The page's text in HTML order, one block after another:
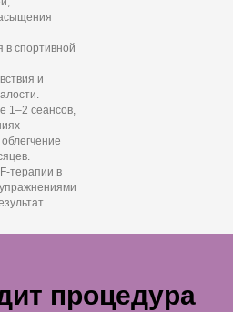
в спортивной
и
1–2 сеансов,
терапии в
процедура